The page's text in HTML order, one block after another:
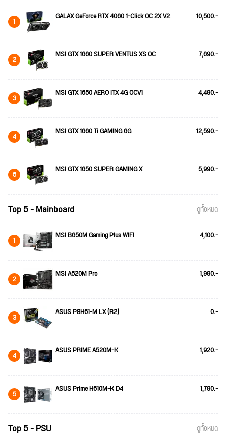
1 GALAX GeForce RTX 4060 1-Click OC 2X V2 10,500.-
2 MSI GTX 1660 SUPER VENTUS XS OC 7,690.-
3 MSI GTX 1650 AERO ITX 4G OCV1 4,490.-
4 MSI GTX 1660 Ti GAMING 6G 12,590.-
5 MSI GTX 1650 SUPER GAMING X 5,990.-
Top 5 - Mainboard ดูทั้งหมด
1 MSI B650M Gaming Plus WIFI 4,100.-
2 MSI A520M Pro 1,990.-
3 ASUS P8H61-M LX (R2) 0.-
4 ASUS PRIME A520M-K 1,920.-
5 ASUS Prime H610M-K D4 1,790.-
Top 5 - PSU ดูทั้งหมด